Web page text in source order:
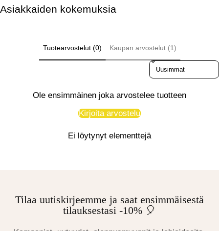
Asiakkaiden kokemuksia
Tuotearvostelut (0) Kaupan arvostelut (1)
Sort reviews by
Ole ensimmäinen joka arvostelee tuotteen
Kirjoita arvostelu
Ei löytynyt elementtejä
Tilaa uutiskirjeemme ja saat ensimmäisestä
tilauksestasi -10% 🎈